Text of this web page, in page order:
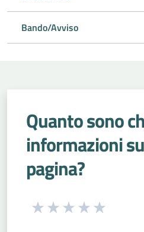
Bando/Avviso
Quanto sono
informazioni
pagina?
Seleziona una